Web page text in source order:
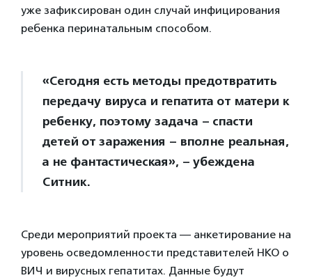
уже зафиксирован один случай инфицирования
ребенка перинатальным способом.
«Сегодня есть методы предотвратить
передачу вируса и гепатита от матери к
ребенку, поэтому задача – спасти
детей от заражения – вполне реальная,
а не фантастическая», – убеждена
Ситник.
Среди мероприятий проекта — анкетирование на
уровень осведомленности представителей НКО о
ВИЧ и вирусных гепатитах. Данные будут